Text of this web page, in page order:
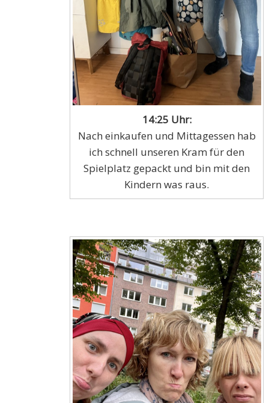
14:25 Uhr:
Nach einkaufen und Mittagessen hab
ich schnell unseren Kram für den
Spielplatz gepackt und bin mit den
Kindern was raus.